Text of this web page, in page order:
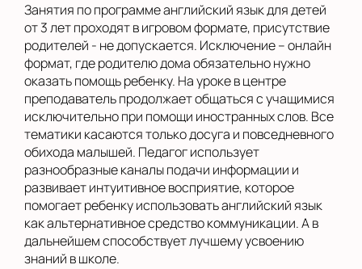
Занятия по программе английский язык для детей
от 3 лет проходят в игровом формате, присутствие
родителей - не допускается. Исключение – онлайн
формат, где родителю дома обязательно нужно
оказать помощь ребенку. На уроке в центре
преподаватель продолжает общаться с учащимися
исключительно при помощи иностранных слов. Все
тематики касаются только досуга и повседневного
обихода малышей. Педагог использует
разнообразные каналы подачи информации и
развивает интуитивное восприятие, которое
помогает ребенку использовать английский язык
как альтернативное средство коммуникации. А в
дальнейшем способствует лучшему усвоению
знаний в школе.